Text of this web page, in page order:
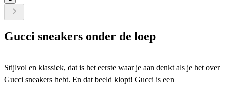
Gucci sneakers onder de loep
Stijlvol en klassiek, dat is het eerste waar je aan denkt als je het over
Gucci sneakers hebt. En dat beeld klopt! Gucci is een